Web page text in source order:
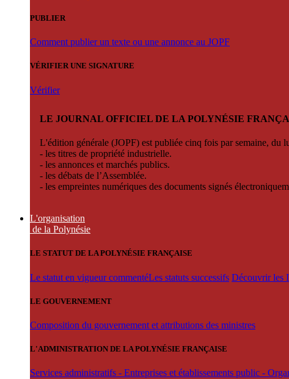
PUBLIER
Comment publier un texte ou une annonce au JOPF
VÉRIFIER UNE SIGNATURE
Vérifier
LE JOURNAL OFFICIEL DE LA POLYNÉSIE
L'édition générale (JOPF) est publiée cinq fois par semaine, du
- les titres de propriété industrielle.
- les annonces et marchés publics.
- les débats de l’Assemblée.
- les empreintes numériques des documents signés
L'organisation
de la Polynésie
LE STATUT DE LA POLYNÉSIE FRANÇAISE
Le statut en vigueur commentéLes statuts successifs Découvrir les
LE GOUVERNEMENT
Composition du gouvernement et attributions des ministres
L'ADMINISTRATION DE LA POLYNÉSIE FRANÇAISE
Services administratifs - Entreprises et établissements public -